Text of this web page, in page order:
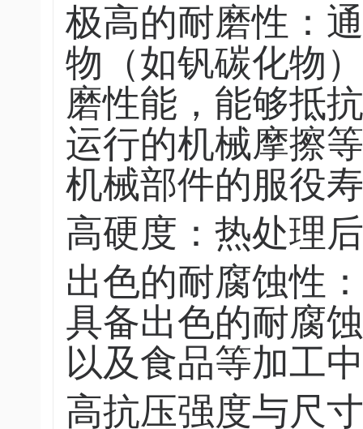
极高的耐磨性：
物（如钒碳化物
磨性能，能够抵
运行的机械摩擦
机械部件的服役
高硬度：热处理
出色的耐腐蚀性
具备出色的耐腐
以及食品等加工
高抗压强度与尺